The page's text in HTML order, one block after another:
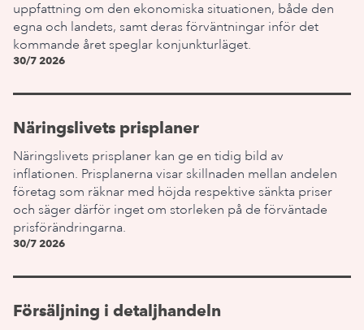
uppfattning om den ekonomiska situationen, både den
egna och landets, samt deras förväntningar inför det
kommande året speglar konjunkturläget.
30/7 2026
Näringslivets prisplaner
Näringslivets prisplaner kan ge en tidig bild av
inflationen. Prisplanerna visar skillnaden mellan andelen
företag som räknar med höjda respektive sänkta priser
och säger därför inget om storleken på de förväntade
prisförändringarna.
30/7 2026
Försäljning i detaljhandeln